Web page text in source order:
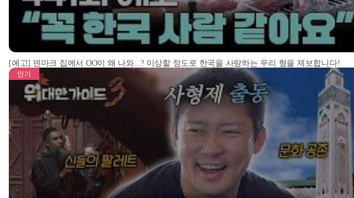
[예고] 덴마크 집에서 OO이 왜 나와...? 이상할 정도로 한국을 사랑하는 우리 형을 제보합니다!
인기